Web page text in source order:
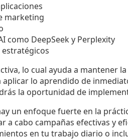
marketing
como DeepSeek y Perplexity
estratégicos
lo cual ayuda a mantener
lo aprendido de
la oportunidad de
un enfoque fuerte en la
a cabo campañas efectivas y
en tu trabajo diario o